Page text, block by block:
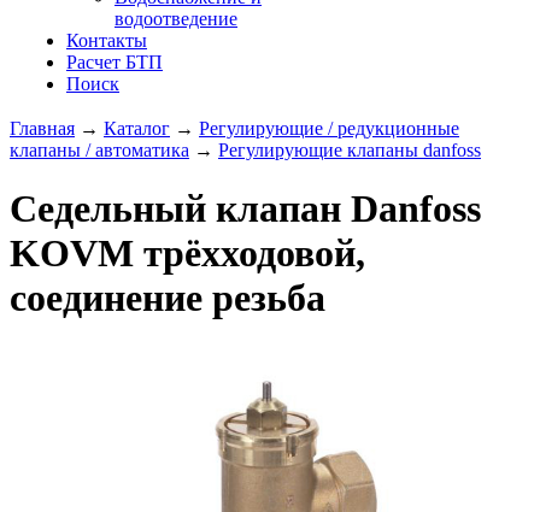
водоотведение
Контакты
Расчет БТП
Поиск
Главная → Каталог → Регулирующие / редукционные
клапаны / автоматика → Регулирующие клапаны danfoss
Седельный клапан Danfoss
KOVM трёхходовой,
соединение резьба